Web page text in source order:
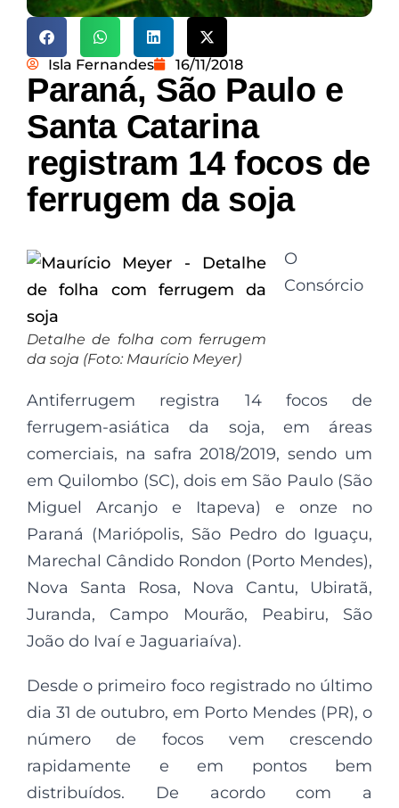
Isla Fernandes 16/11/2018
Paraná, São Paulo e
Santa Catarina
registram 14 focos de
ferrugem da soja
Detalhe de folha com ferrugem
da soja (Foto: Maurício Meyer)
O
Consórcio
Antiferrugem registra 14 focos de
ferrugem-asiática da soja, em áreas
comerciais, na safra 2018/2019, sendo um
em Quilombo (SC), dois em São Paulo (São
Miguel Arcanjo e Itapeva) e onze no
Paraná (Mariópolis, São Pedro do Iguaçu,
Marechal Cândido Rondon (Porto Mendes),
Nova Santa Rosa, Nova Cantu, Ubiratã,
Juranda, Campo Mourão, Peabiru, São
João do Ivaí e Jaguariaíva).
Desde o primeiro foco registrado no último
dia 31 de outubro, em Porto Mendes (PR), o
número de focos vem crescendo
rapidamente e em pontos bem
distribuídos. De acordo com a